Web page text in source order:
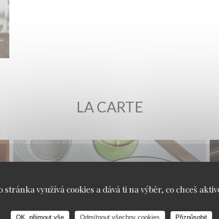
stránka využívá cookies a dává ti na výběr, co chceš
OK, přijmout vše Odmítnout všechny cookies Přizpůsobit
LA CARTE